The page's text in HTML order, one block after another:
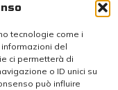
tecnologie come i
del
ci permetterà di
o ID unici su
può influire